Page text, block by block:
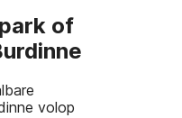
of
volop